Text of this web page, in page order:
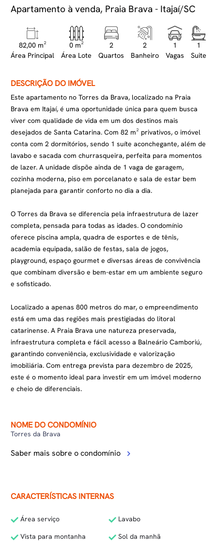
Apartamento à venda, Praia Brava - Itajaí/SC
82,00 m²
Área Principal
0 m²
Área Lote
2
Quartos
2
Banheiro
1
Vagas
1
Suite
DESCRIÇÃO DO IMÓVEL
Este apartamento no Torres da Brava, localizado na Praia
Brava em Itajaí, é uma oportunidade única para quem busca
viver com qualidade de vida em um dos destinos mais
desejados de Santa Catarina. Com 82 m² privativos, o imóvel
conta com 2 dormitórios, sendo 1 suíte aconchegante, além de
lavabo e sacada com churrasqueira, perfeita para momentos
de lazer. A unidade dispõe ainda de 1 vaga de garagem,
cozinha moderna, piso em porcelanato e sala de estar bem
planejada para garantir conforto no dia a dia.
O Torres da Brava se diferencia pela infraestrutura de lazer
completa, pensada para todas as idades. O condomínio
oferece piscina ampla, quadra de esportes e de tênis,
academia equipada, salão de festas, sala de jogos,
playground, espaço gourmet e diversas áreas de convivência
que combinam diversão e bem-estar em um ambiente seguro
e sofisticado.
Localizado a apenas 800 metros do mar, o empreendimento
está em uma das regiões mais prestigiadas do litoral
catarinense. A Praia Brava une natureza preservada,
infraestrutura completa e fácil acesso a Balneário Camboriú,
garantindo conveniência, exclusividade e valorização
imobiliária. Com entrega prevista para dezembro de 2025,
este é o momento ideal para investir em um imóvel moderno
e cheio de diferenciais.
NOME DO CONDOMÍNIO
Torres da Brava
Saber mais sobre o condomínio
CARACTERÍSTICAS INTERNAS
Área serviço
Lavabo
Vista para montanha
Sol da manhã